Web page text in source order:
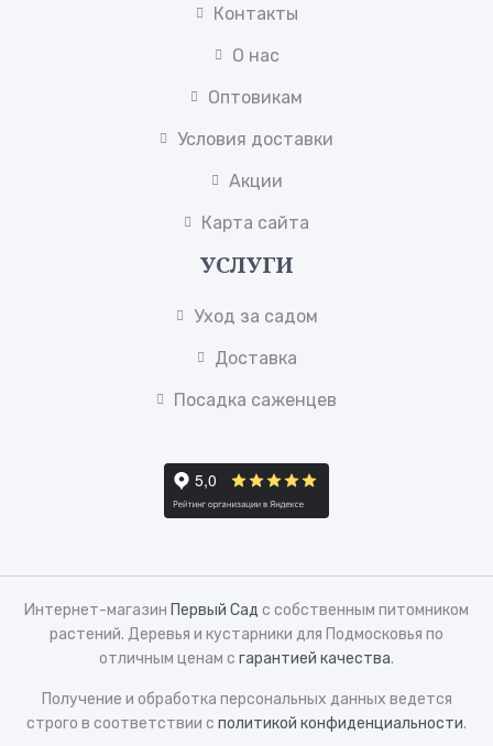
Контакты
О нас
Оптовикам
Условия доставки
Акции
Карта сайта
УСЛУГИ
Уход за садом
Доставка
Посадка саженцев
Интернет-магазин Первый Сад с собственным питомником
растений. Деревья и кустарники для Подмосковья по
отличным ценам с гарантией качества.
Получение и обработка персональных данных ведется
строго в соответствии с политикой конфиденциальности.